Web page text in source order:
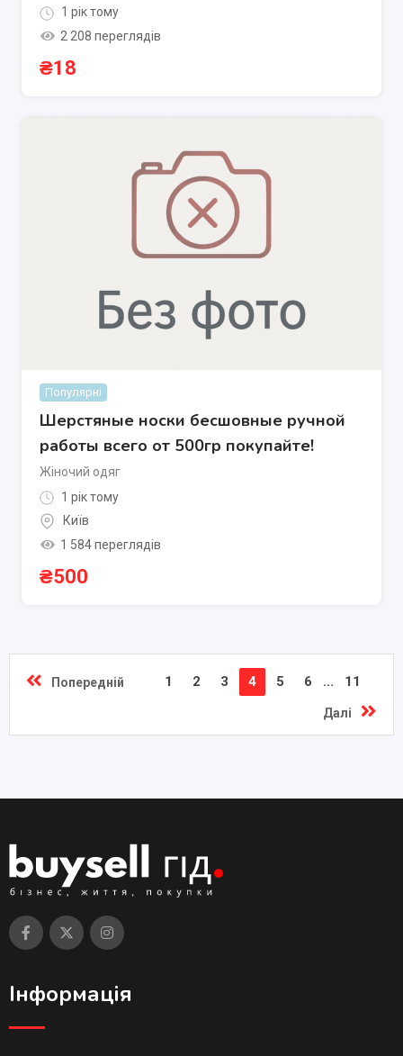
1 рік тому
2 208 переглядів
₴18
Популярні
Шерстяные носки бесшовные ручной
работы всего от 500гр покупайте!
Жіночий одяг
1 рік тому
Київ
1 584 переглядів
₴500
Попередній 1 2 3 4 5 6 ... 11
Далі
Інформація